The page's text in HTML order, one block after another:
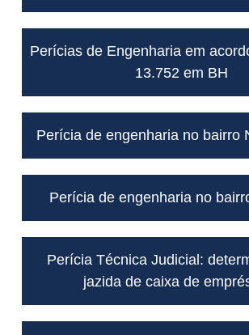
Perícias de Engenharia em
13.752 em BH
Perícia de engenharia no bairro
Perícia de engenharia no
Perícia Técnica Judicial:
jazida de caixa de